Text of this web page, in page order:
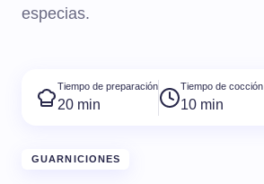
especias.
Tiempo de preparación
20 min
Tiempo de cocción
10 min
GUARNICIONES